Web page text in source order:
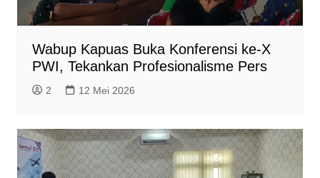
Wabup Kapuas Buka Konferensi ke-X
PWI, Tekankan Profesionalisme Pers
2 12 Mei 2026